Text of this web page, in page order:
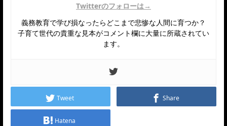
Twitterのフォローは→
義務教育で学び損なったらどこまで悲惨な人間に育つか？
子育て世代の貴重な見本がコメント欄に大量に所蔵されてい
ます。
Tweet Share
Hatena